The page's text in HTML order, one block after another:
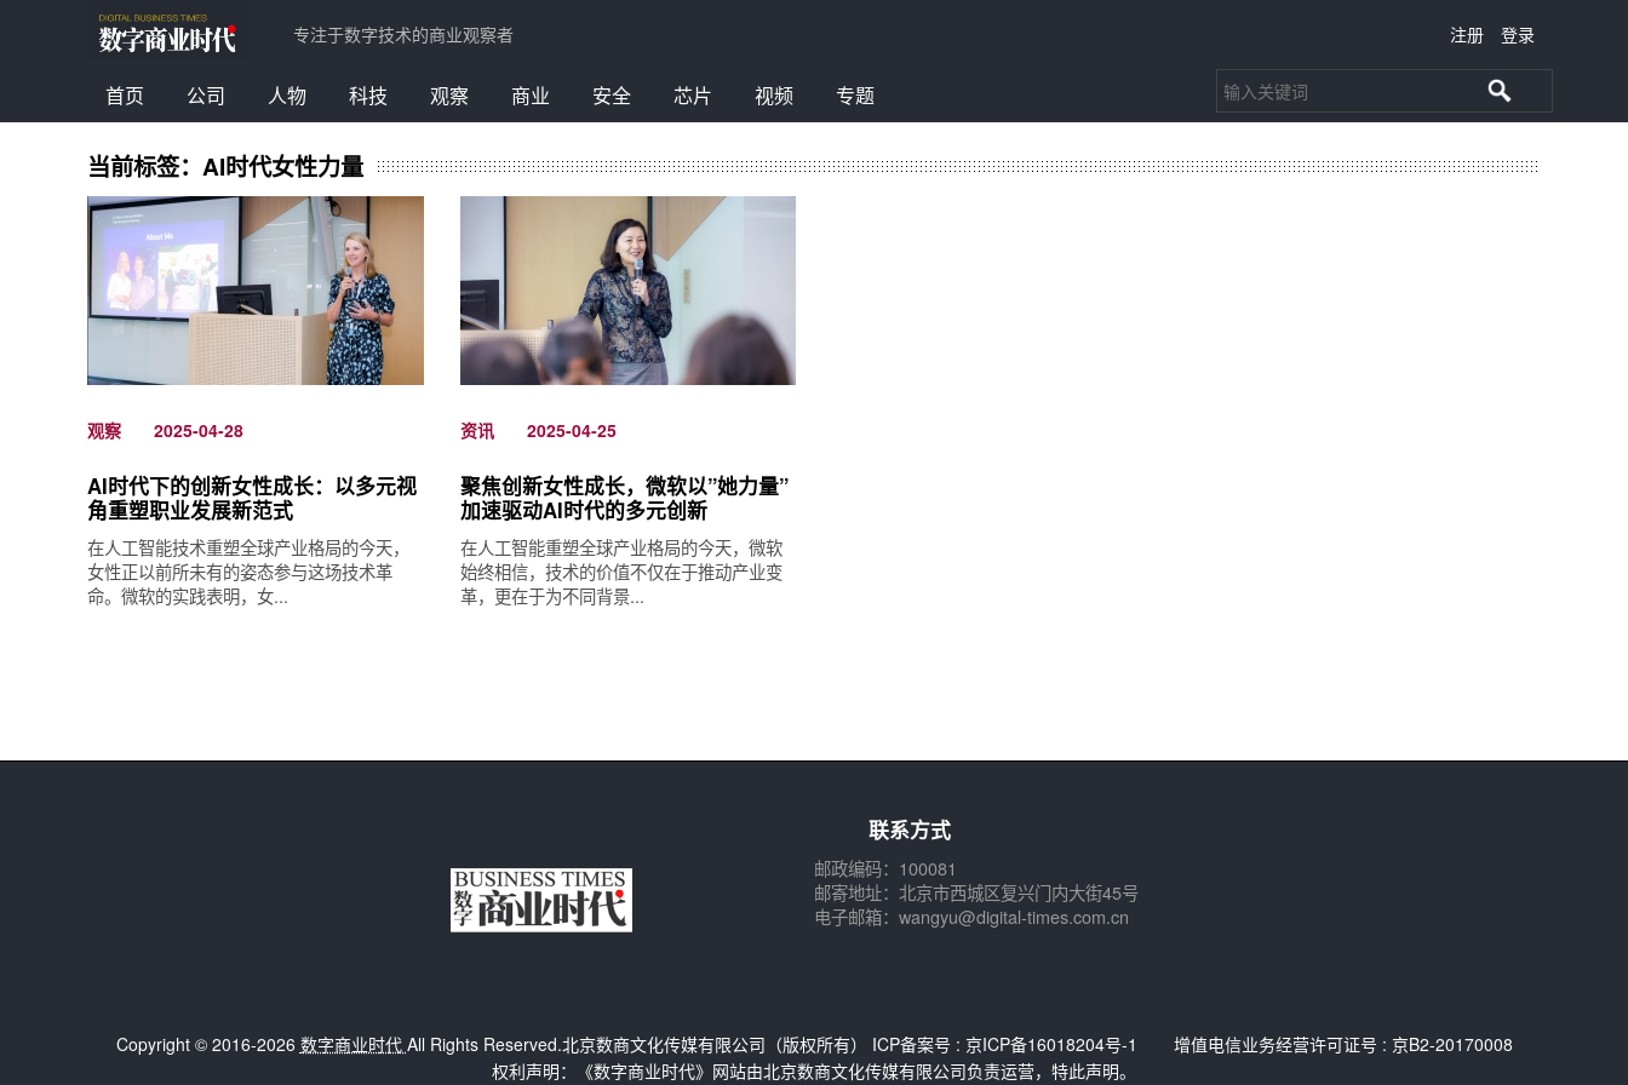
专注于数字技术的商业观察者 注册 登录
首页 公司 人物 科技 观察 商业 安全 芯片 视频 专题
当前标签：AI时代女性力量
观察 2025-04-28
AI时代下的创新女性成长：以多元视
角重塑职业发展新范式
在人工智能技术重塑全球产业格局的今天，
女性正以前所未有的姿态参与这场技术革
命。微软的实践表明，女...
资讯 2025-04-25
聚焦创新女性成长，微软以”她力量”
加速驱动AI时代的多元创新
在人工智能重塑全球产业格局的今天，微软
始终相信，技术的价值不仅在于推动产业变
革，更在于为不同背景...
联系方式
邮政编码：100081
邮寄地址：北京市西城区复兴门内大街45号
电子邮箱：wangyu@digital-times.com.cn
Copyright © 2016-2026 数字商业时代 All Rights Reserved.北京数商文化传媒有限公司（版权所有） ICP备案号 : 京ICP备16018204号-1
增值电信业务经营许可证号 : 京B2-20170008
权利声明：《数字商业时代》网站由北京数商文化传媒有限公司负责运营，特此声明。